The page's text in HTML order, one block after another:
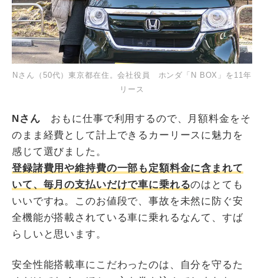
Nさん（50代）東京都在住。会社役員 ホンダ「N BOX」を11年
リース
Nさん おもに仕事で利用するので、月額料金をそ
のまま経費として計上できるカーリースに魅力を
感じて選びました。
登録諸費用や維持費の一部も定額料金に含まれて
いて、毎月の支払いだけで車に乗れるのはとても
いいですね。このお値段で、事故を未然に防ぐ安
全機能が搭載されている車に乗れるなんて、すば
らしいと思います。
安全性能搭載車にこだわったのは、自分を守るた